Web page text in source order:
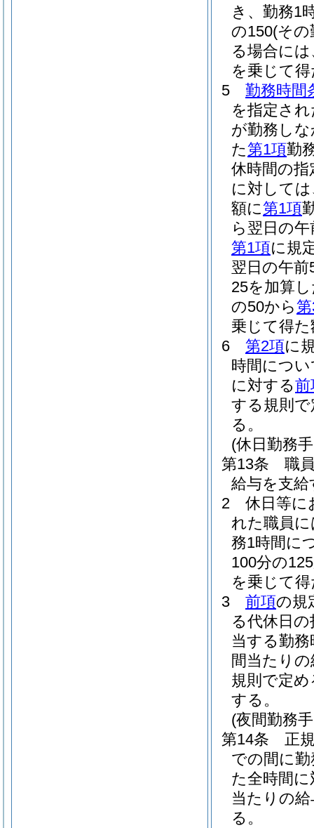
き、勤務1
の150(その
る場合に
を乗じて
5
勤務時間
を指定さ
が勤務し
た第1項勤
休時間の
に対して
額に第1項
ら翌日の
第1項に規
翌日の午
25を加算
の50から
乗じて得
6
第2項に
時間につ
に対する前
する規則
る。
(休日勤務
第13条
職
給与を支給
2
休日等に
れた職員
務1時間に
100分の
を乗じて
3
前項の規
る代休日
当する勤
間当たり
規則で定
する。
(夜間勤務
第14条
正
での間に
た全時間
当たりの
る。